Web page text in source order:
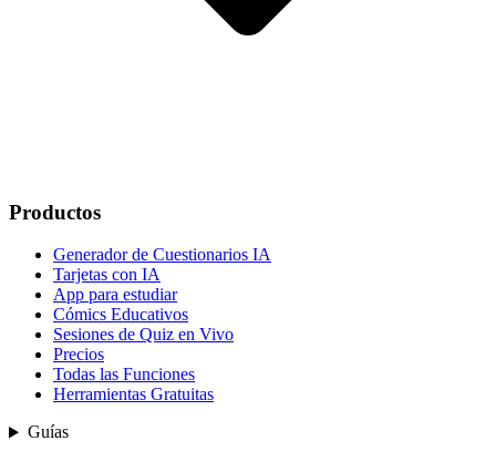
Productos
Generador de Cuestionarios IA
Tarjetas con IA
App para estudiar
Cómics Educativos
Sesiones de Quiz en Vivo
Precios
Todas las Funciones
Herramientas Gratuitas
Guías